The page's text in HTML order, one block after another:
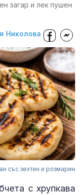
загар и лек пушен
Николова
със зехтин и розмарин
с хрупкава